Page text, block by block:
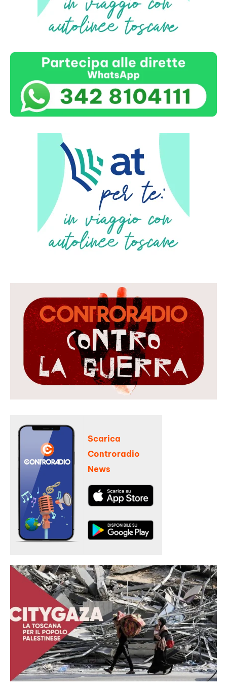
Scarica
Controradio
News